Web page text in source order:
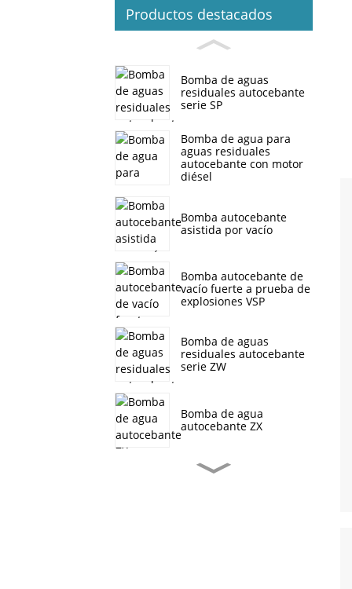
Productos destacados
Bomba de aguas
residuales autocebante
serie SP
Bomba de agua para
aguas residuales
autocebante con motor
diésel
Bomba autocebante
asistida por vacío
Bomba autocebante de
vacío fuerte a prueba de
explosiones VSP
Bomba de aguas
residuales autocebante
serie ZW
Bomba de agua
autocebante ZX
Bomba de aguas